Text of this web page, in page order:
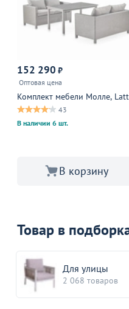
152 290 ₽
Оптовая цена
Комплект мебели Молле,
43
В наличии 6 шт.
В корзину
Товар в
Для улицы
2 068 товаров